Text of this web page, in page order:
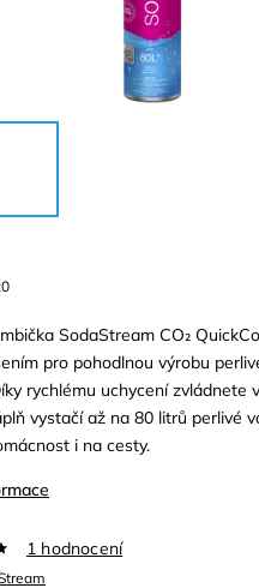
SodaStream CO₂
pro pohodlnou výrobu
rychlému uchycení zvládnete
vystačí až na 80 litrů perlivé
i na cesty.
1 hodnocení